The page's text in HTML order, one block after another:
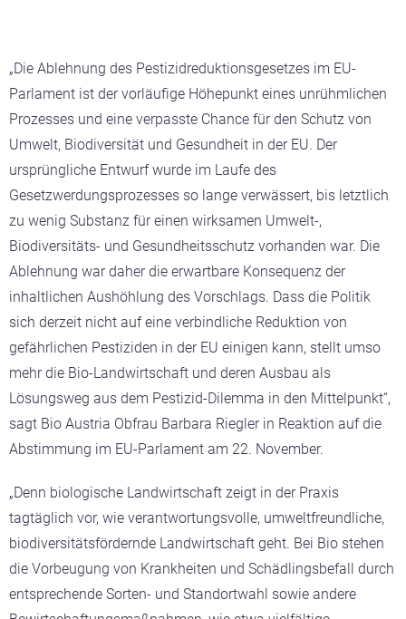
„Die Ablehnung des Pestizidreduktionsgesetzes im EU-
Parlament ist der vorläufige Höhepunkt eines unrühmlichen
Prozesses und eine verpasste Chance für den Schutz von
Umwelt, Biodiversität und Gesundheit in der EU. Der
ursprüngliche Entwurf wurde im Laufe des
Gesetzwerdungsprozesses so lange verwässert, bis letztlich
zu wenig Substanz für einen wirksamen Umwelt-,
Biodiversitäts- und Gesundheitsschutz vorhanden war. Die
Ablehnung war daher die erwartbare Konsequenz der
inhaltlichen Aushöhlung des Vorschlags. Dass die Politik
sich derzeit nicht auf eine verbindliche Reduktion von
gefährlichen Pestiziden in der EU einigen kann, stellt umso
mehr die Bio-Landwirtschaft und deren Ausbau als
Lösungsweg aus dem Pestizid-Dilemma in den Mittelpunkt“,
sagt Bio Austria Obfrau Barbara Riegler in Reaktion auf die
Abstimmung im EU-Parlament am 22. November.
„Denn biologische Landwirtschaft zeigt in der Praxis
tagtäglich vor, wie verantwortungsvolle, umweltfreundliche,
biodiversitätsfördernde Landwirtschaft geht. Bei Bio stehen
die Vorbeugung von Krankheiten und Schädlingsbefall durch
entsprechende Sorten- und Standortwahl sowie andere